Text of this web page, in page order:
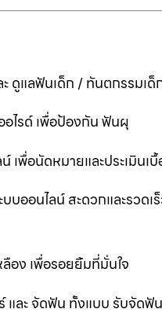
ดูแลฟันเด็ก / ทันตกรรมเด็
ไรด์ เพื่อป้องกัน ฟันผุ
เพื่อนัดหมายและประเมินเ
ออนไลน์ สะดวกและรวดเ
อง เพื่อรอยยิ้มที่มั่นใจ
และ จัดฟัน ทั้งแบบ รับจั